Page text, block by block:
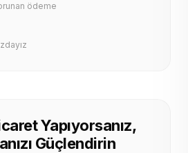
ödeme
Yapıyorsanız,
Güçlendirin